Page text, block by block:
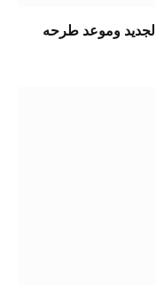
وموعد طرحه